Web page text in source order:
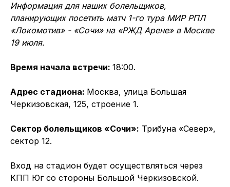
Информация для наших болельщиков,
планирующих посетить матч 1-го тура МИР РПЛ
«Локомотив» - «Сочи» на «РЖД Арене» в Москве
19 июля.
Время начала встречи: 18:00.
Адрес стадиона: Москва, улица Большая
Черкизовская, 125, строение 1.
Сектор болельщиков «Сочи»: Трибуна «Север»,
сектор 12.
Вход на стадион будет осуществляться через
КПП Юг со стороны Большой Черкизовской.